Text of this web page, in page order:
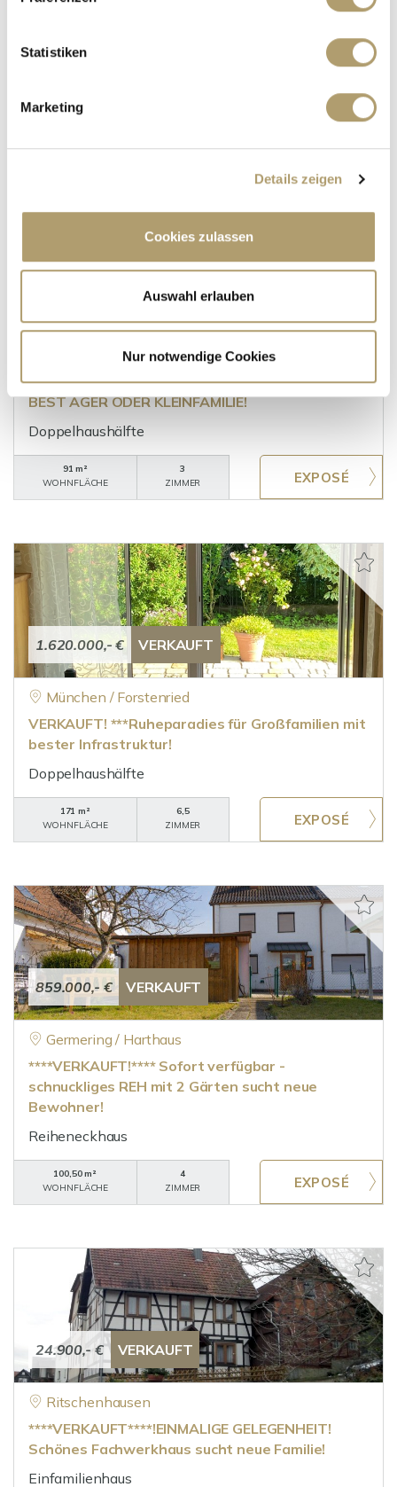
Statistiken
Marketing
Details zeigen
Cookies zulassen
Auswahl erlauben
Nur notwendige Cookies
***VERKAUFT*** FAMILIENGLÜCK IN BESTLAGE-
HAUNSTETTEN!
VERKAUFT
*****VERKAUFT!***MODERNISIERTE DHH FÜR
BEST AGER ODER KLEINFAMILIE!
Doppelhaushälfte
91 m²
WOHNFLÄCHE
3
ZIMMER
1.620.000,- € VERKAUFT
München / Forstenried
VERKAUFT! ***Ruheparadies für Großfamilien mit
bester Infrastruktur!
Doppelhaushälfte
171 m²
WOHNFLÄCHE
6,5
ZIMMER
859.000,- € VERKAUFT
Germering / Harthaus
****VERKAUFT!**** Sofort verfügbar -
schnuckliges REH mit 2 Gärten sucht neue
Bewohner!
Reiheneckhaus
100,50 m²
WOHNFLÄCHE
4
ZIMMER
24.900,- € VERKAUFT
Ritschenhausen
****VERKAUFT****!EINMALIGE GELEGENHEIT!
Schönes Fachwerkhaus sucht neue Familie!
Einfamilienhaus